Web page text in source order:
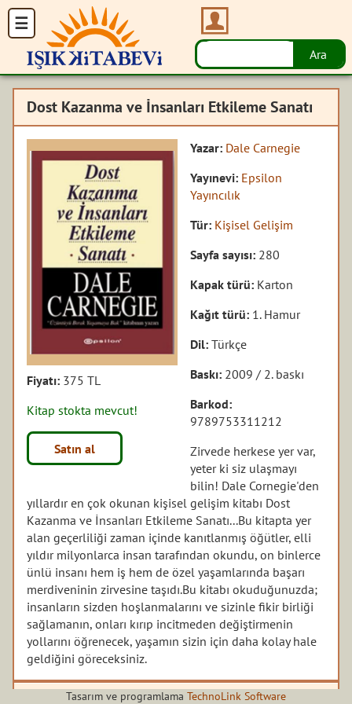
Dost Kazanma ve İnsanları Etkileme Sanatı
Fiyatı: 375 TL
Kitap stokta mevcut!
Satın al
Yazar: Dale Carnegie
Yayınevi: Epsilon
Yayıncılık
Tür: Kişisel Gelişim
Sayfa sayısı: 280
Kapak türü: Karton
Kağıt türü: 1. Hamur
Dil:Türkçe
Baskı: 2009 / 2. baskı
Barkod:
9789753311212
Zirvede herkese yer var,
yeter ki siz ulaşmayı
bilin! Dale Cornegie'den
yıllardır en çok okunan kişisel gelişim kitabı Dost
Kazanma ve İnsanları Etkileme Sanatı...Bu kitapta yer
alan geçerliliği zaman içinde kanıtlanmış öğütler, elli
yıldır milyonlarca insan tarafından okundu, on binlerce
ünlü insanı hem iş hem de özel yaşamlarında başarı
merdiveninin zirvesine taşıdı.Bu kitabı okuduğunuzda;
insanların sizden hoşlanmalarını ve sizinle fikir birliği
sağlamanın, onları kırıp incitmeden değiştirmenin
yollarını öğrenecek, yaşamın sizin için daha kolay hale
geldiğini göreceksiniz.
Yazarın diğer kitapları
Tasarım ve programlama TechnoLink Software